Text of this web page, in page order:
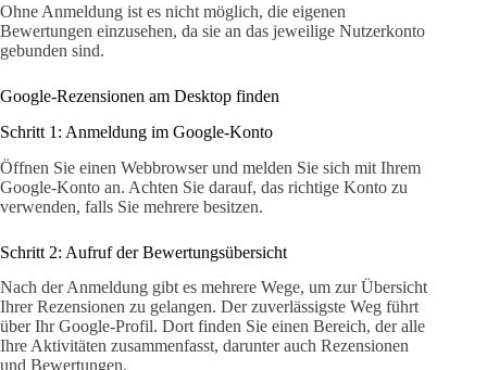
Ohne Anmeldung ist es nicht möglich, die eigenen
Bewertungen einzusehen, da sie an das jeweilige Nutzerkonto
gebunden sind.
Google-Rezensionen am Desktop finden
Schritt 1: Anmeldung im Google-Konto
Öffnen Sie einen Webbrowser und melden Sie sich mit Ihrem
Google-Konto an. Achten Sie darauf, das richtige Konto zu
verwenden, falls Sie mehrere besitzen.
Schritt 2: Aufruf der Bewertungsübersicht
Nach der Anmeldung gibt es mehrere Wege, um zur Übersicht
Ihrer Rezensionen zu gelangen. Der zuverlässigste Weg führt
über Ihr Google-Profil. Dort finden Sie einen Bereich, der alle
Ihre Aktivitäten zusammenfasst, darunter auch Rezensionen
und Bewertungen.